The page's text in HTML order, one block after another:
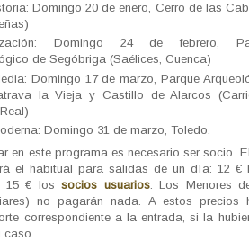
Domingo 20 de enero, Cerro de las
Domingo 24 de febrero,
de Segóbriga (Saélices, Cuenca)
Domingo 17 de marzo, Parque
la Vieja y Castillo de Alarcos
Domingo 31 de marzo, Toledo.
en este programa es necesario ser socio.
el habitual para salidas de un día: 12 €
15 € lossocios usuarios. Los Menores
no pagarán nada. A estos precios
correspondiente a la entrada, si la